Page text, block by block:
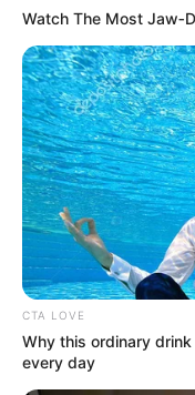
Watch The Most
CTA LOVE
Why this ordinary
every day